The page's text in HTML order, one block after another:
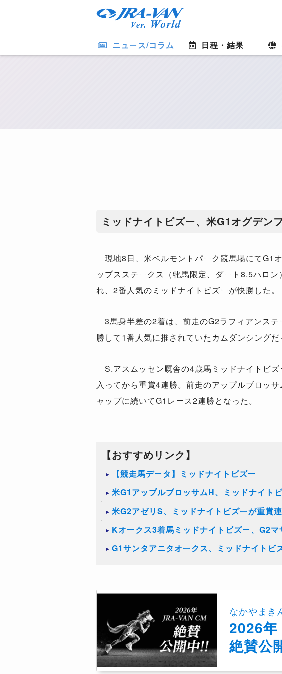
ニュース/コラム 日程・結果
ミッドナイトビズー、米G1オグデン
現地8日、米ベルモントパーク競馬場にてG1
ップスステークス（牝馬限定、ダート8.5ハロン
れ、2番人気のミッドナイトビズーが快勝した。
3馬身半差の2着は、前走のG2ラフィアンステ
勝して1番人気に推されていたカムダンシングだ
S.アスムッセン厩舎の4歳馬ミッドナイトビズ
入ってから重賞4連勝。前走のアップルブロッサ
ャップに続いてG1レース2連勝となった。
【おすすめリンク】
【競走馬データ】ミッドナイトビズー
米G1アップルブロッサムH、ミッドナイト
米G2アゼリS、ミッドナイトビズーが重賞
​Kオークス3着馬ミッドナイトビズー、G2
G1サンタアニタオークス、ミッドナイトビ
なかやまき
2026
絶賛公